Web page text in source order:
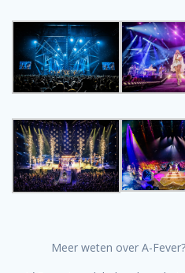
Meer weten over A-